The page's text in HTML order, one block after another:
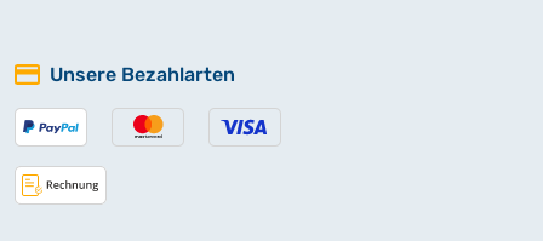
Kommunikanten, Konfirmanden
Kommunikanten, Konfirmanden
1852-1858
Unsere Bezahlarten